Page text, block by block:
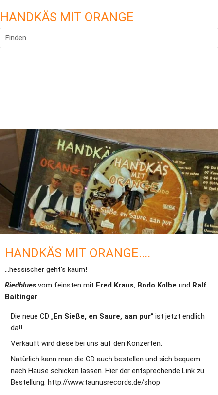
HANDKÄS MIT ORANGE
Finden
HANDKÄS MIT ORANGE....
...hessischer geht's kaum!
Riedblues vom feinsten mit Fred Kraus, Bodo Kolbe und Ralf
Baitinger
Die neue CD „En Sieße, en Saure, aan pur“ ist jetzt endlich
da!!
Verkauft wird diese bei uns auf den Konzerten.
Natürlich kann man die CD auch bestellen und sich bequem
nach Hause schicken lassen. Hier der entsprechende Link zu
Bestellung: http://www.taunusrecords.de/shop